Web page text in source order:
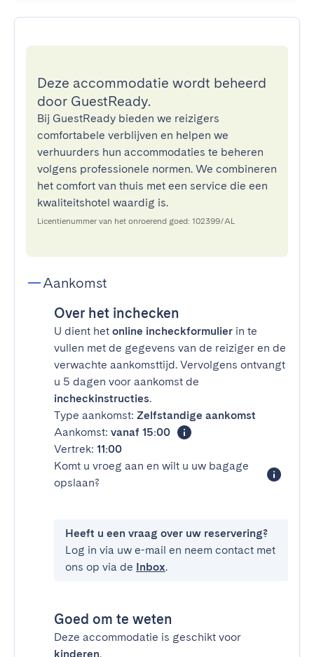
Deze accommodatie wordt beheerd
door GuestReady.
Bij GuestReady bieden we reizigers
comfortabele verblijven en helpen we
verhuurders hun accommodaties te beheren
volgens professionele normen. We combineren
het comfort van thuis met een service die een
kwaliteitshotel waardig is.
Licentienummer van het onroerend goed: 102399/AL
Aankomst
Over het inchecken
U dient het online incheckformulier in te
vullen met de gegevens van de reiziger en de
verwachte aankomsttijd. Vervolgens ontvangt
u 5 dagen voor aankomst de
incheckinstructies.
Type aankomst: Zelfstandige aankomst
Aankomst: vanaf 15:00
Vertrek: 11:00
Komt u vroeg aan en wilt u uw bagage
opslaan?
Heeft u een vraag over uw reservering?
Log in via uw e-mail en neem contact met
ons op via de Inbox.
Goed om te weten
Deze accommodatie is geschikt voor
kinderen.